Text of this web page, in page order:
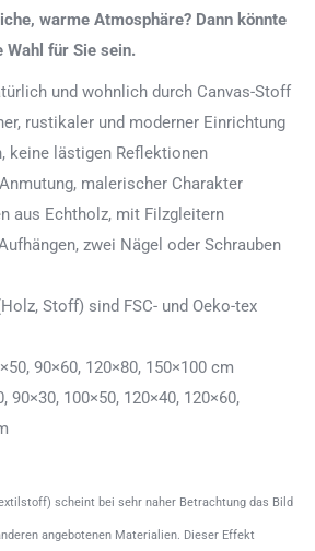
warme Atmosphäre? Dann könnte
Wahl für Sie sein.
und wohnlich durch Canvas-Stoff
rustikaler und moderner Einrichtung
keine lästigen Reflektionen
malerischer Charakter
aus Echtholz, mit Filzgleitern
zwei Nägel oder Schrauben
Stoff) sind FSC- und Oeko-tex
90×60, 120×80, 150×100 cm
90×30, 100×50, 120×40, 120×60,
scheint bei sehr naher Betrachtung das Bild
angebotenen Materialien. Dieser Effekt